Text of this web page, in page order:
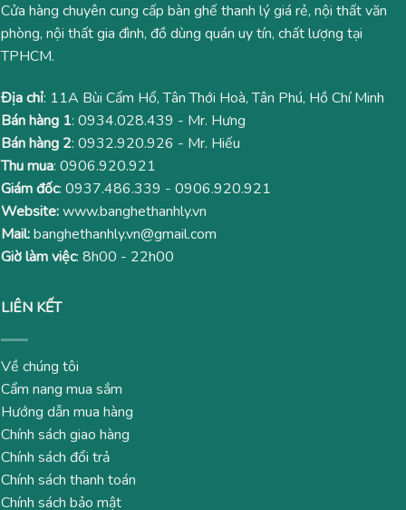
Cửa hàng chuyên cung cấp bàn ghế thanh lý giá rẻ, nội thất văn
phòng, nội thất gia đình, đồ dùng quán uy tín, chất lượng tại
TPHCM.
Địa chỉ: 11A Bùi Cẩm Hổ, Tân Thới Hoà, Tân Phú, Hồ Chí Minh
Bán hàng 1: 0934.028.439 - Mr. Hưng
Bán hàng 2: 0932.920.926 - Mr. Hiếu
Thu mua: 0906.920.921
Giám đốc: 0937.486.339 - 0906.920.921
Website:www.banghethanhly.vn
Mail:banghethanhly.vn@gmail.com
Giờ làm việc: 8h00 - 22h00
LIÊN KẾT
Về chúng tôi
Cẩm nang mua sắm
Hướng dẫn mua hàng
Chính sách giao hàng
Chính sách đổi trả
Chính sách thanh toán
Chính sách bảo mật